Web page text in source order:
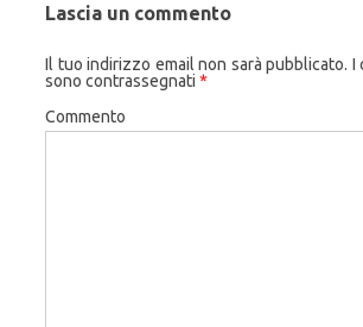
Lascia un commento
Il tuo indirizzo email non sarà pubblicato. I
sono contrassegnati *
Commento